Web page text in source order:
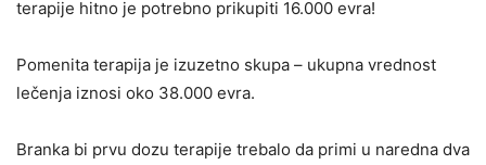
terapije hitno je potrebno prikupiti 16.000 evra!
Pomenita terapija je izuzetno skupa – ukupna vrednost
lečenja iznosi oko 38.000 evra.
Branka bi prvu dozu terapije trebalo da primi u naredna dva